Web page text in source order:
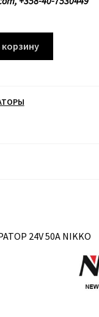
корзину
24V 50A NIKKO